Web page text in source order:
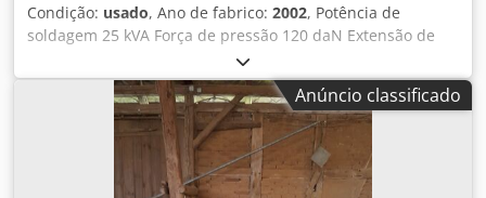
Condição: usado, Ano de fabrico: 2002, Potência de
soldagem 25 kVA Força de pressão 120 daN Extensão de
braço 160 mm Dedpowfqtfefx Adwskr Curso do cilindro 45
mm
Anúncio classificado